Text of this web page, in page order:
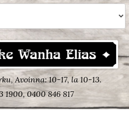
Avoinna: 10-17, la 10-13.
1900, 0400 846 817